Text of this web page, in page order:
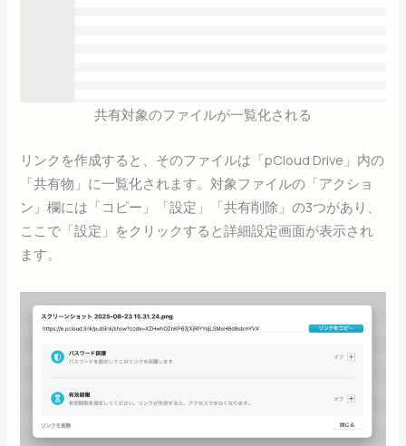
共有対象のファイルが一覧化される
リンクを作成すると、そのファイルは「pCloud Drive」内の
「共有物」に一覧化されます。対象ファイルの「アクショ
ン」欄には「コピー」「設定」「共有削除」の3つがあり、
ここで「設定」をクリックすると詳細設定画面が表示され
ます。